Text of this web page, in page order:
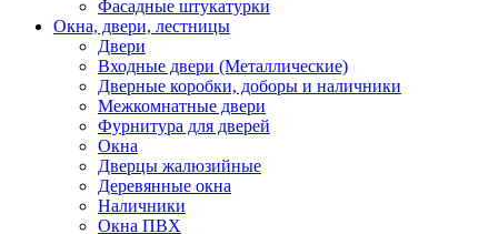
Фасадные штукатурки
Окна, двери, лестницы
Двери
Входные двери (Металлические)
Дверные коробки, доборы и наличники
Межкомнатные двери
Фурнитура для дверей
Окна
Дверцы жалюзийные
Деревянные окна
Наличники
Окна ПВХ